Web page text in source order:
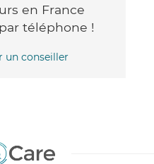
en France
téléphone !
un conseiller